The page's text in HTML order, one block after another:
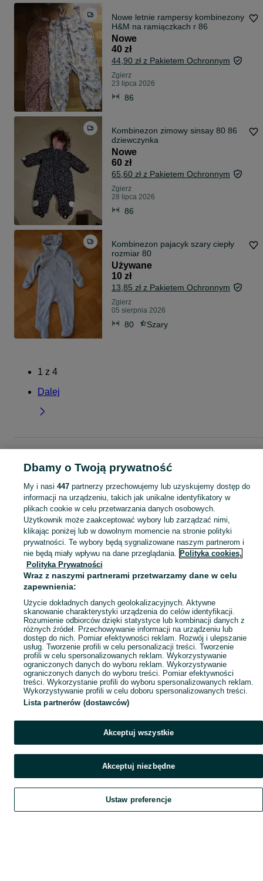
Nowe letnie rampersy kombinezony
H&M na ramiączkach r 86
Nowe
40 zł
44,90 zł z Pakietem Ochronnym
Zgierz
23 lipca 2026
86
Kombinezon zimowy sinsay 80 86
dziewczynka
Nowe
60 zł
65,60 zł z Pakietem Ochronnym
Zgierz
28 lipca 2026
86
Kombinezon pajacyk szary ciepły
rozmiar 80
Używane
10 zł
13,85 zł z Pakietem Ochronnym
Zgierz
05 sierpnia 2026
80 Szary
1 z 4
Dalej
- Łódzkie
Kombinezony - Zgierz
KATEGORIA
ubranko do chrztu dla chłopca,ubranko do chrztu dla dziewczynki,ubranko
Zobacz
Mapa kategorii
Mapa miejscowości
Mapa ministron
Popularne wyszukiwania
Szukaj Obserwujesz Dodaj Czat Konto
Dbamy o Twoją prywatność
My i nasi 447partnerzy przechowujemy lub uzyskujemy dostęp do
informacji na urządzeniu, takich jak unikalne identyfikatory w
plikach cookie w celu przetwarzania danych osobowych.
Użytkownik może zaakceptować wybory lub zarządzać nimi,
klikając poniżej lub w dowolnym momencie na stronie polityki
prywatności. Te wybory będą sygnalizowane naszym partnerom i
nie będą miały wpływu na dane przeglądania. Polityka cookies,
Polityka Prywatności
Wraz z naszymi partnerami przetwarzamy dane w celu
zapewnienia:
Użycie dokładnych danych geolokalizacyjnych. Aktywne
skanowanie charakterystyki urządzenia do celów identyfikacji.
Rozumienie odbiorców dzięki statystyce lub kombinacji danych z
różnych źródeł. Przechowywanie informacji na urządzeniu lub
dostęp do nich. Pomiar efektywności reklam. Rozwój i ulepszanie
usług. Tworzenie profili w celu personalizacji treści. Tworzenie
profili w celu spersonalizowanych reklam. Wykorzystywanie
ograniczonych danych do wyboru reklam. Wykorzystywanie
ograniczonych danych do wyboru treści. Pomiar efektywności
treści. Wykorzystanie profili do wyboru spersonalizowanych reklam.
Wykorzystywanie profili w celu doboru spersonalizowanych treści.
Lista partnerów (dostawców)
Akceptuj wszystkie
Akceptuj niezbędne
Ustaw preferencje